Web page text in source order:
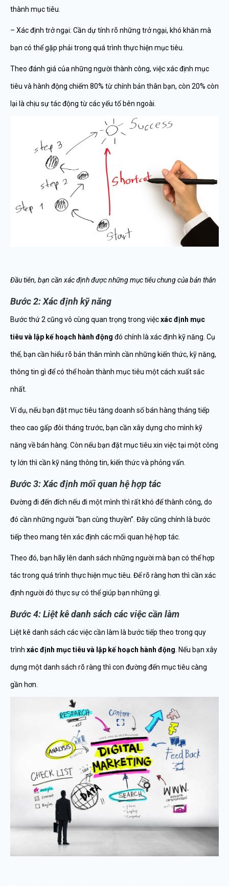
thành mục tiêu.
– Xác định trở ngại: Cần dự tính rõ những trở ngại, khó khăn mà
bạn có thể gặp phải trong quá trình thực hiện mục tiêu.
Theo đánh giá của những người thành công, việc xác định mục
tiêu và hành động chiếm 80% từ chính bản thân bạn, còn 20% còn
lại là chịu sự tác động từ các yếu tố bên ngoài.
Đầu tiên, bạn cần xác định được những mục tiêu chung của bản thân
Bước 2: Xác định kỹ năng
Bước thứ 2 cũng vô cùng quan trọng trong việcxác định mục
tiêu và lập kế hoạch hành động đó chính là xác định kỹ năng. Cụ
thể, bạn cần hiểu rõ bản thân mình cần những kiến thức, kỹ năng,
thông tin gì để có thể hoàn thành mục tiêu một cách xuất sắc
nhất.
Ví dụ, nếu bạn đặt mục tiêu tăng doanh số bán hàng tháng tiếp
theo cao gấp đôi tháng trước, bạn cần xây dựng cho mình kỹ
năng về bán hàng. Còn nếu bạn đặt mục tiêu xin việc tại một công
ty lớn thì cần kỹ năng thông tin, kiến thức và phỏng vấn.
Bước 3: Xác định mối quan hệ hợp tác
Đường đi đến đích nếu đi một mình thì rất khó để thành công, do
đó cần những người “bạn cùng thuyền”. Đây cũng chính là bước
tiếp theo mang tên xác định các mối quan hệ hợp tác.
Theo đó, bạn hãy lên danh sách những người mà bạn có thể hợp
tác trong quá trình thực hiện mục tiêu. Để rõ ràng hơn thì cần xác
định người đó thực sự có thể giúp bạn những gì.
Bước 4: Liệt kê danh sách các việc cần làm
Liệt kê danh sách các việc cần làm là bước tiếp theo trong quy
trình xác định mục tiêu và lập kế hoạch hành động . Nếu bạn xây
dựng một danh sách rõ ràng thì con đường đến mục tiêu càng
gần hơn.